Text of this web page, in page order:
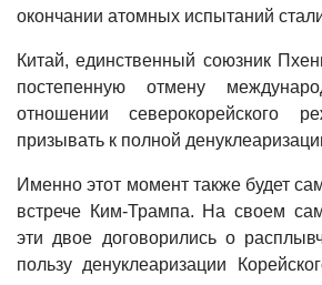
окончании атомных испытаний
Китай, единственный союзник
постепенную отмену
отношении северокорейского
призывать к полной
Именно этот момент также будет
встрече Ким-Трампа. На своем
эти двое договорились о
пользу денуклеаризации